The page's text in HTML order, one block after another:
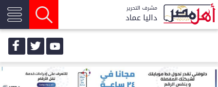
مشرف التحرير
داليا عماد